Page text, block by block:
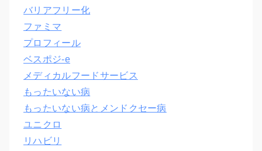
バリアフリー化
ファミマ
プロフィール
ベスポジ-e
メディカルフードサービス
もったいない病
もったいない病とメンドクセー病
ユニクロ
リハビリ